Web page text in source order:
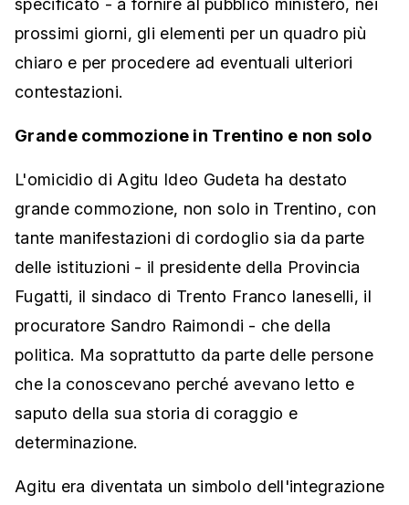
specificato - a fornire al pubblico ministero, nei
prossimi giorni, gli elementi per un quadro più
chiaro e per procedere ad eventuali ulteriori
contestazioni.
Grande commozione in Trentino e non solo
L'omicidio di Agitu Ideo Gudeta ha destato
grande commozione, non solo in Trentino, con
tante manifestazioni di cordoglio sia da parte
delle istituzioni - il presidente della Provincia
Fugatti, il sindaco di Trento Franco Ianeselli, il
procuratore Sandro Raimondi - che della
politica. Ma soprattutto da parte delle persone
che la conoscevano perché avevano letto e
saputo della sua storia di coraggio e
determinazione.
Agitu era diventata un simbolo dell'integrazione